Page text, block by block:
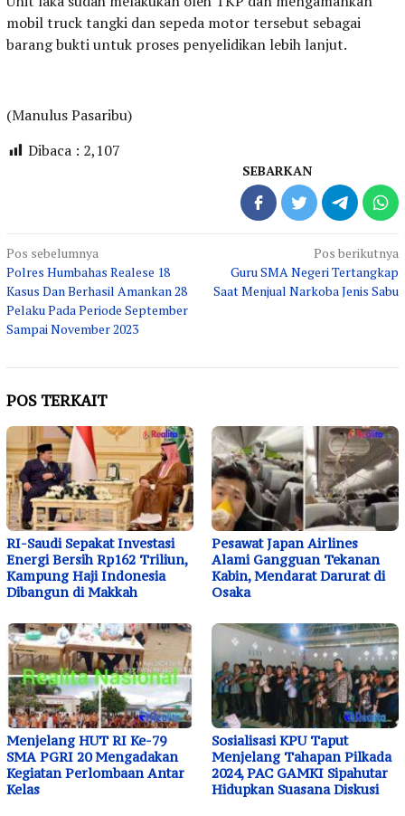
mobil truck tangki dan sepeda motor tersebut sebagai
barang bukti untuk proses penyelidikan lebih lanjut.
(Manulus Pasaribu)
Dibaca : 2,107
SEBARKAN
Navigasi
pos
Pos sebelumnya
Polres Humbahas Realese 18
Kasus Dan Berhasil Amankan 28
Pelaku Pada Periode September
Sampai November 2023
Pos berikutnya
Guru SMA Negeri Tertangkap
Saat Menjual Narkoba Jenis Sabu
POS TERKAIT
RI-Saudi Sepakat Investasi
Energi Bersih Rp162 Triliun,
Kampung Haji Indonesia
Dibangun di Makkah
Pesawat Japan Airlines
Alami Gangguan Tekanan
Kabin, Mendarat Darurat di
Osaka
Menjelang HUT RI Ke-79
SMA PGRI 20 Mengadakan
Kegiatan Perlombaan Antar
Kelas
Sosialisasi KPU Taput
Menjelang Tahapan Pilkada
2024, PAC GAMKI Sipahutar
Hidupkan Suasana Diskusi